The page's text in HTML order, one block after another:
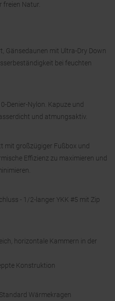
freien Natur.
Gänsedaunen mit Ultra-Dry Down
bei feuchten
Denier-Nylon. Kapuze und
und atmungsaktiv.
mit großzügiger Fußbox und
Effizienz zu maximieren und
- 1/2-langer YKK #5 mit Zip
horizontale Kammern in der
Konstruktion
Standard Wärmekragen